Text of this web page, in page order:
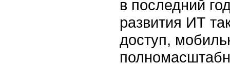
в последний
развития ИТ
доступ,